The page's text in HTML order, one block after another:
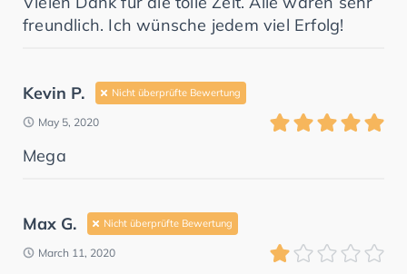
freundlich. Ich wünsche jedem viel Erfolg!
Kevin P. Nicht überprüfte Bewertung
May 5, 2020
Mega
Max G. Nicht überprüfte Bewertung
March 11, 2020